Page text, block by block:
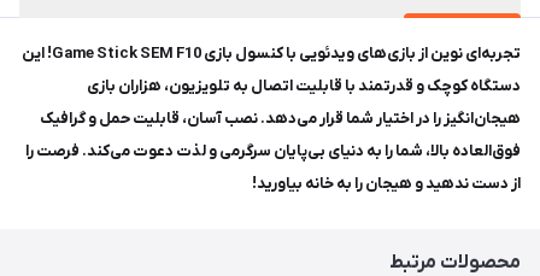
تجربه‌ای نوین از بازی‌های ویدئویی با کنسول بازی Game Stick SEM F10! این
دستگاه کوچک و قدرتمند با قابلیت اتصال به تلویزیون، هزاران بازی
هیجان‌انگیز را در اختیار شما قرار می‌دهد. نصب آسان، قابلیت حمل و گرافیک
فوق‌العاده بالا، شما را به دنیای بی‌پایان سرگرمی و لذت دعوت می‌کند. فرصت را
از دست ندهید و هیجان را به خانه بیاورید!
محصولات مرتبط